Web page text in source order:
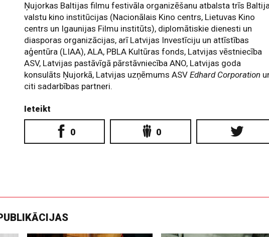
Ņujorkas Baltijas filmu festivāla organizēšanu atbalsta trīs
valstu kino institūcijas (Nacionālais Kino centrs, Lietuvas Kino
centrs un Igaunijas Filmu institūts), diplomātiskie dienesti un
diasporas organizācijas, arī Latvijas Investīciju un attīstības
aģentūra (LIAA), ALA, PBLA Kultūras fonds, Latvijas vēstniecība
ASV, Latvijas pastāvīgā pārstāvniecība ANO, Latvijas goda
konsulāts Ņujorkā, Latvijas uzņēmums ASVEdhard Corporation
citi sadarbības partneri.
Ieteikt
0 0